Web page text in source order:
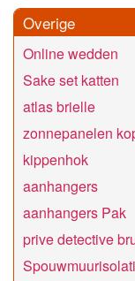
Overige
Online wedden
Sake set katten
atlas brielle
zonnepanelen
kippenhok
aanhangers
aanhangers Pak
prive detective